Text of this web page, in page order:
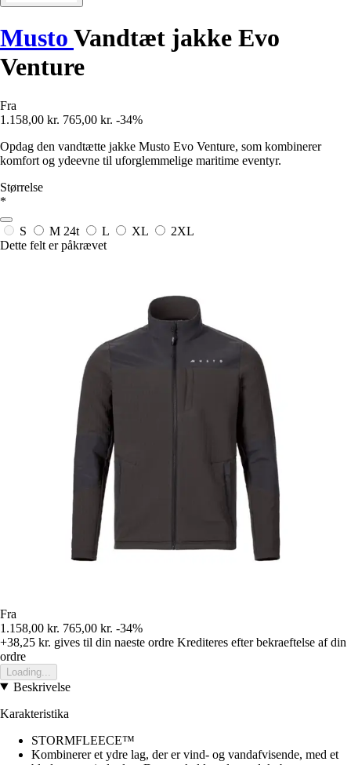
Musto Vandtæt jakke Evo
Venture
Fra
1.158,00 kr. 765,00 kr. -34%
Opdag den vandtætte jakke Musto Evo Venture, som kombinerer
komfort og ydeevne til uforglemmelige maritime eventyr.
Størrelse
*
S M 24t L XL
2XL
Dette felt er påkrævet
Fra
1.158,00 kr. 765,00 kr. -34%
+38,25 kr. gives til din naeste ordre Krediteres efter bekraeftelse af din
ordre
Loading...
Beskrivelse
Karakteristika
STORMFLEECE™
Kombinerer et ydre lag, der er vind- og vandafvisende, med et